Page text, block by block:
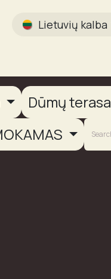
Lietuvių kalba
Dūmų terasa